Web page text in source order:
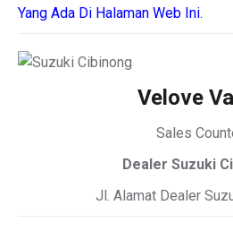
Yang Ada Di Halaman Web Ini.
Velove
Sales
Dealer Suzuki
Jl. Alamat Dealer